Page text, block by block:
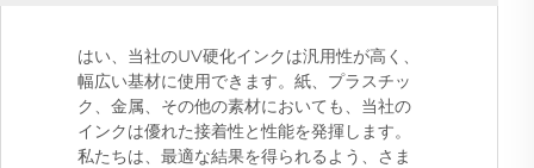
はい、当社のUV硬化インクは汎用性が高く、
幅広い基材に使用できます。紙、プラスチッ
ク、金属、その他の素材においても、当社の
インクは優れた接着性と性能を発揮します。
私たちは、最適な結果を得られるよう、さま